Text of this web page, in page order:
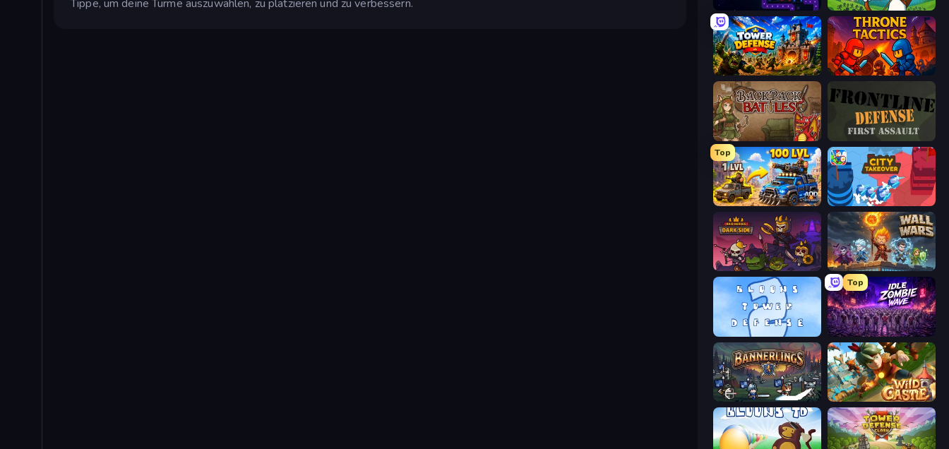
Tippe, um deine Türme auszuwählen, zu platzieren und zu verbessern. Stellar Bastion Last Archer
Tower Defense Throne Tactics
Backpack Battles Frontline Defense
Top
AOD - Art Of Defense City Takeover
Raid Heroes: Dark Side Wall Wars
Top
Idle Zombie Wave: Survivors
Bannerlings Wild Castle TD: Grow Empire